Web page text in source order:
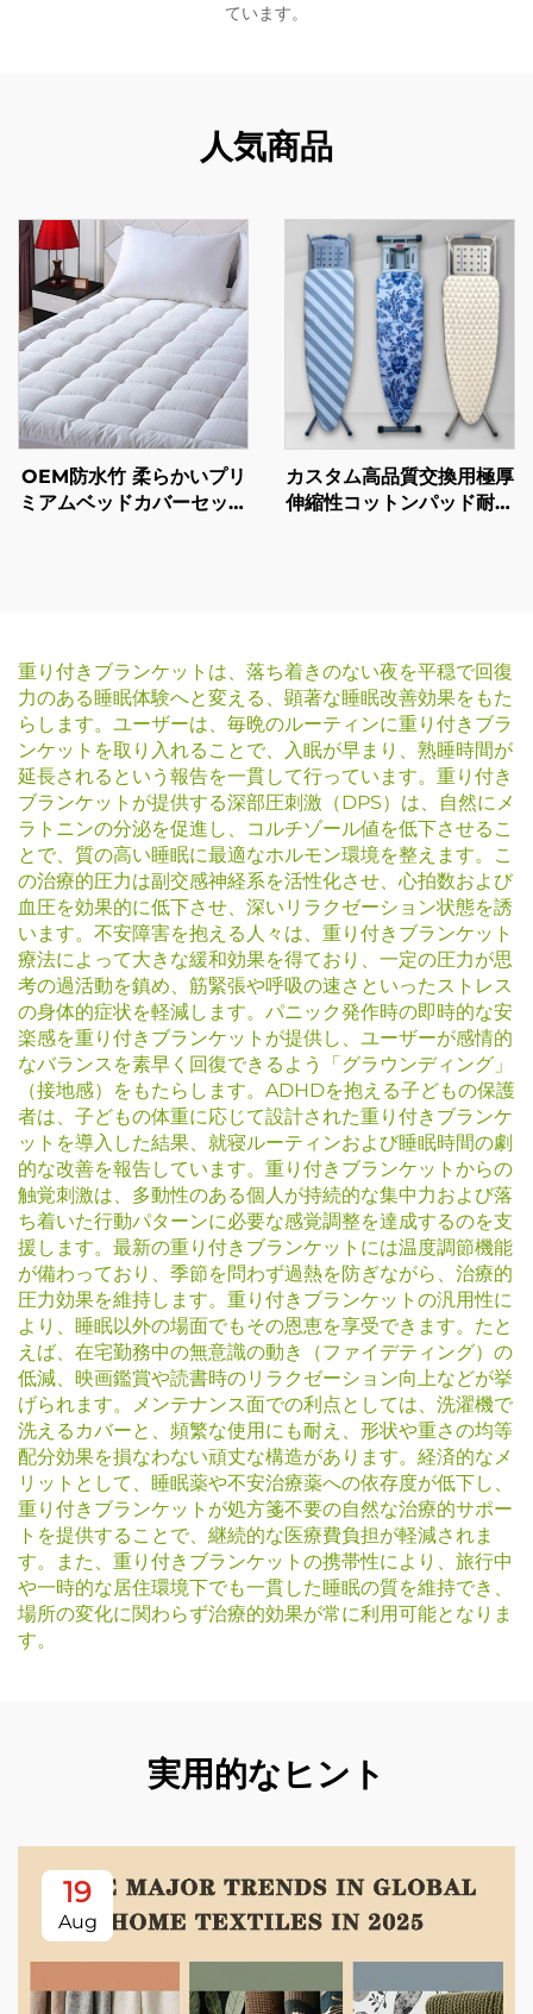
ています。
人気商品
OEM防水竹 柔らかいプリ
ミアムベッドカバーセット
カスタム高品質交換用極厚
伸縮性コットンパッド耐熱
重り付きブランケットは、落ち着きのない夜を平穏で回復
力のある睡眠体験へと変える、顕著な睡眠改善効果をもた
らします。ユーザーは、毎晩のルーティンに重り付きブラ
ンケットを取り入れることで、入眠が早まり、熟睡時間が
延長されるという報告を一貫して行っています。重り付き
ブランケットが提供する深部圧刺激（DPS）は、自然にメ
ラトニンの分泌を促進し、コルチゾール値を低下させるこ
とで、質の高い睡眠に最適なホルモン環境を整えます。こ
の治療的圧力は副交感神経系を活性化させ、心拍数および
血圧を効果的に低下させ、深いリラクゼーション状態を誘
います。不安障害を抱える人々は、重り付きブランケット
療法によって大きな緩和効果を得ており、一定の圧力が思
考の過活動を鎮め、筋緊張や呼吸の速さといったストレス
の身体的症状を軽減します。パニック発作時の即時的な安
楽感を重り付きブランケットが提供し、ユーザーが感情的
なバランスを素早く回復できるよう「グラウンディング」
（接地感）をもたらします。ADHDを抱える子どもの保護
者は、子どもの体重に応じて設計された重り付きブランケ
ットを導入した結果、就寝ルーティンおよび睡眠時間の劇
的な改善を報告しています。重り付きブランケットからの
触覚刺激は、多動性のある個人が持続的な集中力および落
ち着いた行動パターンに必要な感覚調整を達成するのを支
援します。最新の重り付きブランケットには温度調節機能
が備わっており、季節を問わず過熱を防ぎながら、治療的
圧力効果を維持します。重り付きブランケットの汎用性に
より、睡眠以外の場面でもその恩恵を享受できます。たと
えば、在宅勤務中の無意識の動き（ファイデティング）の
低減、映画鑑賞や読書時のリラクゼーション向上などが挙
げられます。メンテナンス面での利点としては、洗濯機で
洗えるカバーと、頻繁な使用にも耐え、形状や重さの均等
配分効果を損なわない頑丈な構造があります。経済的なメ
リットとして、睡眠薬や不安治療薬への依存度が低下し、
重り付きブランケットが処方箋不要の自然な治療的サポー
トを提供することで、継続的な医療費負担が軽減されま
す。また、重り付きブランケットの携帯性により、旅行中
や一時的な居住環境下でも一貫した睡眠の質を維持でき、
場所の変化に関わらず治療的効果が常に利用可能となりま
す。
実用的なヒント
19
Aug